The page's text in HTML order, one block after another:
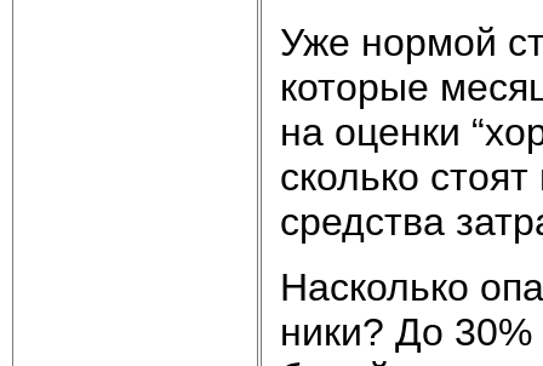
Уже нор­мой
ко­то­рые
на оцен­ки
сколь­ко
сред­ст­ва
На­сколь­ко
ни­ки? До